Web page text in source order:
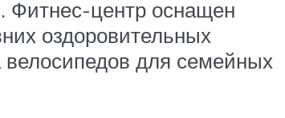
Фитнес-центр оснащен
оздоровительных
велосипедов для семейных